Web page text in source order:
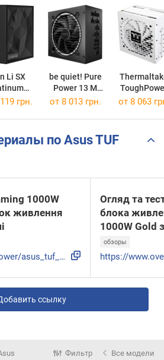
Li SX
Black
be quiet! Pure
Power 13 M
BP029
GT
грн. от 8 013 грн. от 8 063
по Asus TUF
1000W
живлення
https://ua.gecid.com/power/asus_tuf_gaming_1000w_gold/
Огляд та
блока
1000W Gold
обзоры
ссылку
Фильтр Все модели